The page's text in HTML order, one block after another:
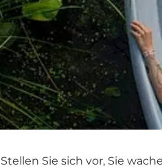
Stellen Sie sich vor, Sie